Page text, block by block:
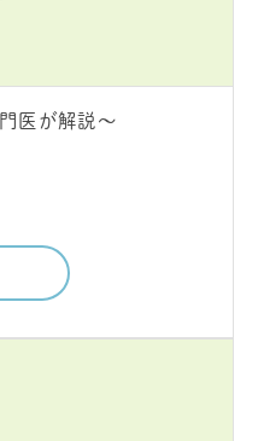
医が解説～